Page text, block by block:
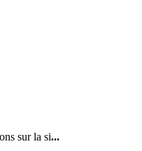
sur la si...